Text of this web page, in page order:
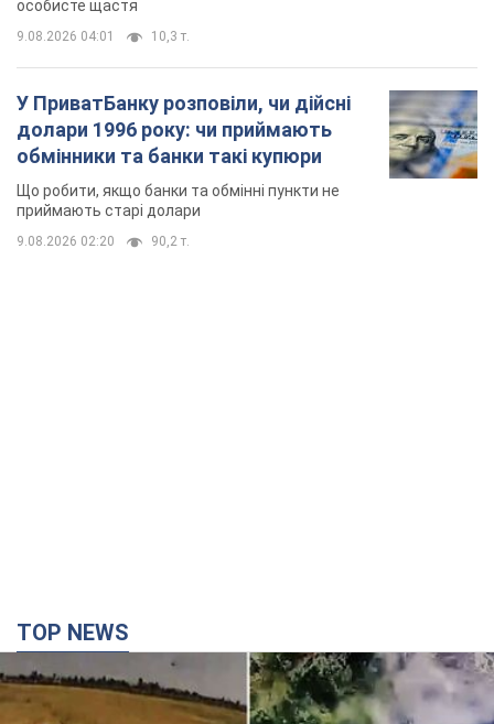
особисте щастя
9.08.2026 04:01 10,3 т.
У ПриватБанку розповіли, чи дійсні
долари 1996 року: чи приймають
обмінники та банки такі купюри
Що робити, якщо банки та обмінні пункти не
приймають старі долари
9.08.2026 02:20 90,2 т.
TOP NEWS